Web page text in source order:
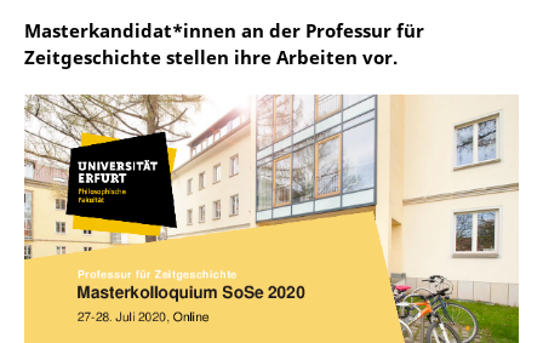
Masterkandidat*innen an der Professur für
Zeitgeschichte stellen ihre Arbeiten vor.